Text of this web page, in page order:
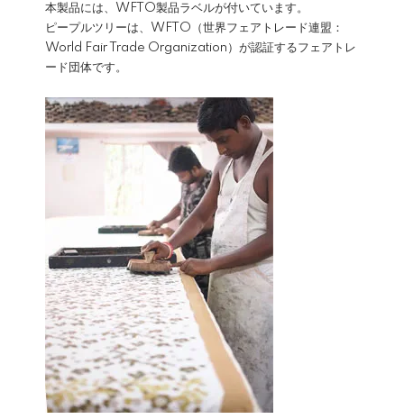
本製品には、WFTO製品ラベルが付いています。
ピープルツリーは、WFTO（世界フェアトレード連盟：
World Fair Trade Organization）が認証するフェアトレ
ード団体です。